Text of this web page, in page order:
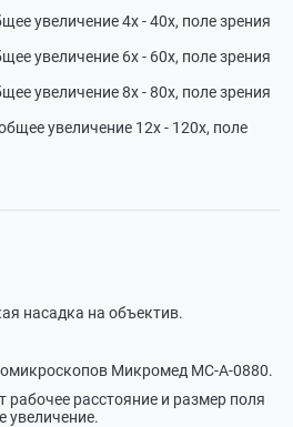
увеличение 4х - 40х, поле зрения
увеличение 6х - 60х, поле зрения
увеличение 8х - 80х, поле зрения
увеличение 12х - 120х, поле
насадка на объектив.
Микромед MC-A-0880.
рабочее расстояние и размер поля
увеличение.